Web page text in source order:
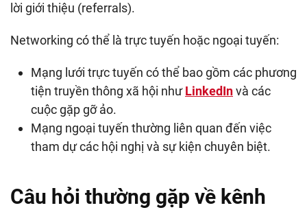
lời giới thiệu (referrals).
Networking có thể là trực tuyến hoặc ngoại tuyến:
Mạng lưới trực tuyến có thể bao gồm các phương
tiện truyền thông xã hội nhưLinkedInvà các
cuộc gặp gỡ ảo.
Mạng ngoại tuyến thường liên quan đến việc
tham dự các hội nghị và sự kiện chuyên biệt.
Câu hỏi thường gặp về kênh